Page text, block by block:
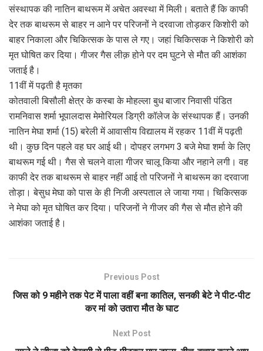
संस्थापक की नातिन बाथरूम में अचेत अवस्था में मिली। बताते हैं कि काफी
देर तक बाथरूम से बाहर न आने पर परिजनों ने दरवाजा तोड़कर किशोरी को
बाहर निकाला और चिकित्सक के पास ले गए। जहां चिकित्सक ने किशोरी को
मृत घोषित कर दिया। गीजर गैस लीक़ होने पर दम घुटने से मौत की आशंका
जताई है।
11वीं में पढ़ती है मृतका
कोतवाली बिसौली क्षेत्र के कस्बा के मोहल्ला बुध बाजार निवासी पंडित
रामनिवास शर्मा भूपालदास मेमोरियल डिग्री कॉलेज के संस्थापक हैं। उनकी
नातिन मेघा शर्मा (15) बरेली में आवासीय विद्यालय में रहकर 11वीं में पढ़ती
थी। कुछ दिन पहले वह घर आई थी। दोपहर लगभग 3 बजे मेघा शर्मा के लिए
बाथरूम गई थी। गैस से चलने वाला गीजर चालू किया और नहाने लगी। वह
काफी देर तक बाथरूम से बाहर नहीं आई तो परिजनों ने बाथरूम का दरवाजा
तोड़ा। बेसुध मेघा को पास के ही निजी अस्पताल ले जाया गया। चिकित्सक
ने मेघा को मृत घोषित कर दिया। परिजनों ने गीजर की गैस से मौत होने की
आशंका जताई है।
Previous Post
जिस को 9 महीने तक पेट में पाला वहीं बना कातिल, सनकी बेटे ने पीट-पीट
कर मां को उतारा मौत के घाट
Next Post